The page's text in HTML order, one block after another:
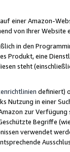
einer Amazon-
von Ihrer
in den
Produkt, eine
steht
definiert)
Nutzung in einer
zur
Begriffe
verwendet